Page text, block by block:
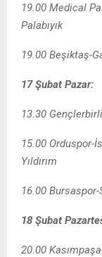
19.00 Medical
Palabıyık
19.00 Beşiktaş-
17 Şubat Pazar:
13.30
15.00 Orduspor-
Yıldırım
16.00
18 Şubat
20.00